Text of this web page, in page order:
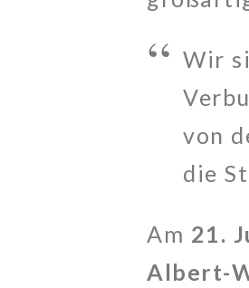
Wir
von
die
Am 21.
Albert-